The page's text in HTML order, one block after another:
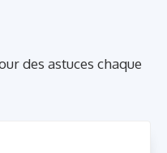
des astuces chaque